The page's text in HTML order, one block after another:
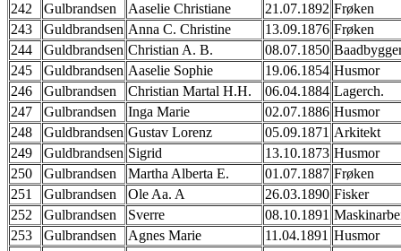
242
Gulbrandsen Aaselie Christiane 21.07.1892 Frøken
243
Guldbrandsen Anna C. Christine 13.09.1876 Frøken
244
Guldbrandsen Christian A. B. 08.07.1850
245
Guldbrandsen Aaselie Sophie 19.06.1854 Husmor
246
Gulbrandsen Christian Martal H.H. 06.04.1884 Lagerch.
247
Gulbrandsen Inga Marie 02.07.1886 Husmor
248
Guldbrandsen Gustav Lorenz 05.09.1871 Arkitekt
249
Guldbrandsen Sigrid 13.10.1873 Husmor
250
Gulbrandsen Martha Alberta E. 01.07.1887 Frøken
251
Gulbrandsen Ole Aa. A 26.03.1890 Fisker
252
Gulbrandsen Sverre 08.10.1891
253
Gulbrandsen Agnes Marie 11.04.1891 Husmor